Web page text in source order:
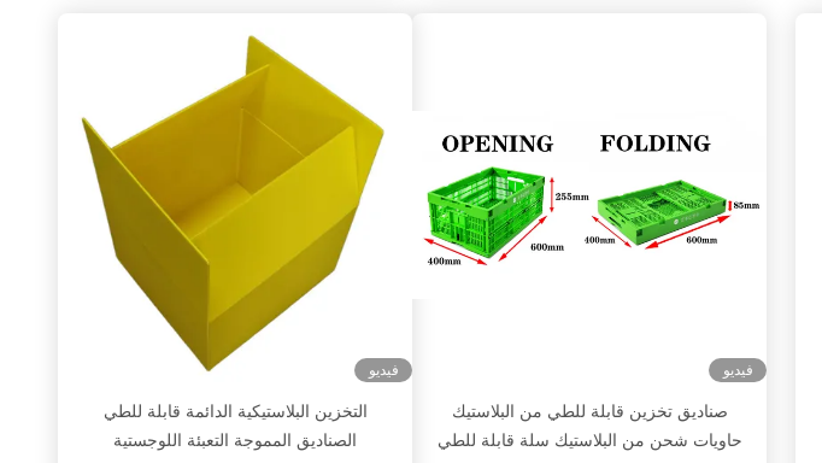
فيديو
صناديق تخزين قابلة للطي من البلاستيك
حاويات شحن من البلاستيك سلة قابلة للطي
فيديو
التخزين البلاستيكية الدائمة قابلة للطي
الصناديق المموجة التعبئة اللوجستية